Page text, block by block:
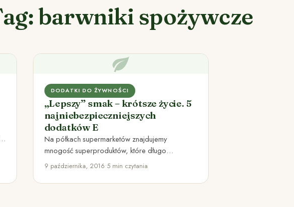
barwniki spożywcze
DODATKI DO ŻYWNOŚCI
„Lepszy” smak – krótsze życie. 5
najniebezpieczniejszych
dodatków E
Na półkach supermarketów znajdujemy
mnogość superproduktów, które długo
pozostają świeże, przez długi czas nie tracą
9 października, 2016•5 min czytania